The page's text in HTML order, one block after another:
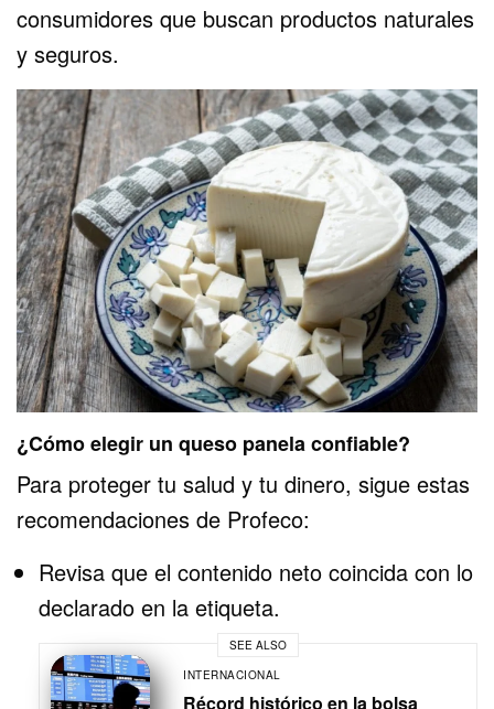
consumidores que buscan productos naturales
y seguros.
¿Cómo elegir un queso panela confiable?
Para proteger tu salud y tu dinero, sigue estas
recomendaciones de Profeco:
Revisa que el contenido neto coincida con lo
declarado en la etiqueta.
SEE ALSO
INTERNACIONAL
Récord histórico en la bolsa